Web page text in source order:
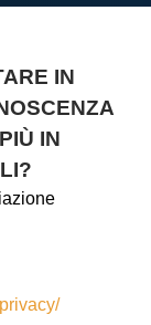
IN
IN